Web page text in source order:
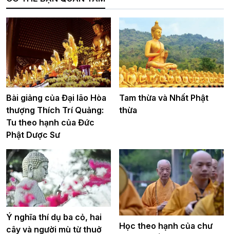
Bài giảng của Đại lão Hòa
thượng Thích Trí Quảng:
Tu theo hạnh của Đức
Phật Dược Sư
Tam thừa và Nhất Phật
thừa
Ý nghĩa thí dụ ba cỏ, hai
cây và người mù từ thuở
Học theo hạnh của chư